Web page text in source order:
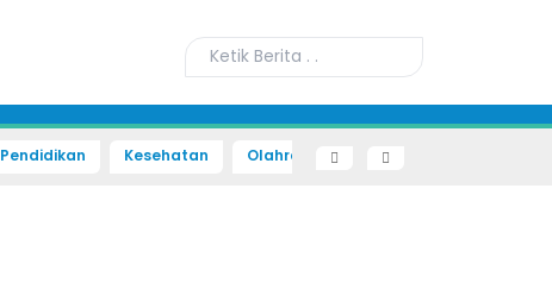
Pendidikan Kesehatan Olahraga Sains dan Teknologi